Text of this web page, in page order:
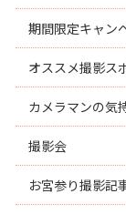
期間限定キャン
オススメ撮影ス
カメラマンの気
撮影会
お宮参り撮影記